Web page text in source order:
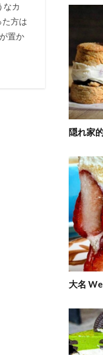
なカ
方は
置か
隠れ家
大名